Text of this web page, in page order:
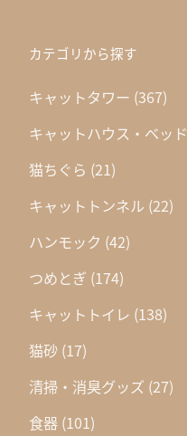
カテゴリから探す
キャットタワー (367)
キャットハウス・ベッド
猫ちぐら (21)
キャットトンネル (22)
ハンモック (42)
つめとぎ (174)
キャットトイレ (138)
猫砂 (17)
清掃・消臭グッズ (27)
食器 (101)